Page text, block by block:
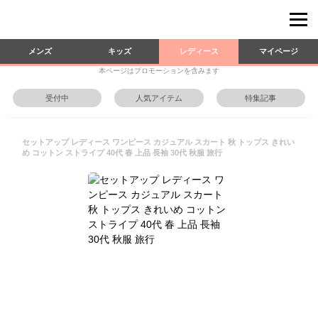
メンズ キッズ レディース マイページ
本ページはプロモーションを含みます
受付中 人気アイテム 特集記事
セットアップ レディース ワンピース カジュアル スカート 秋 トップス きれい
め コットン ストライプ 40代 春 上品 長袖 30代 秋服 旅行